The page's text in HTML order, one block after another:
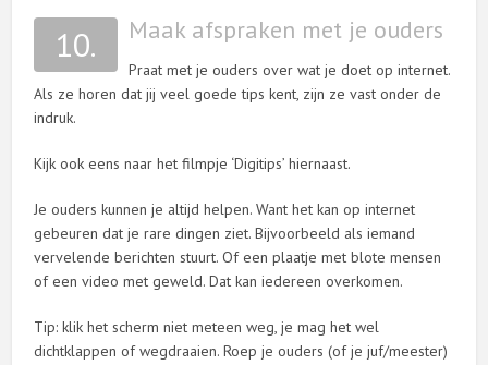
10. Maak afspraken met je ouders
Praat met je ouders over wat je doet op internet.
Als ze horen dat jij veel goede tips kent, zijn ze vast onder de
indruk.
Kijk ook eens naar het filmpje ‘Digitips’ hiernaast.
Je ouders kunnen je altijd helpen. Want het kan op internet
gebeuren dat je rare dingen ziet. Bijvoorbeeld als iemand
vervelende berichten stuurt. Of een plaatje met blote mensen
of een video met geweld. Dat kan iedereen overkomen.
Tip: klik het scherm niet meteen weg, je mag het wel
dichtklappen of wegdraaien. Roep je ouders (of je juf/meester)